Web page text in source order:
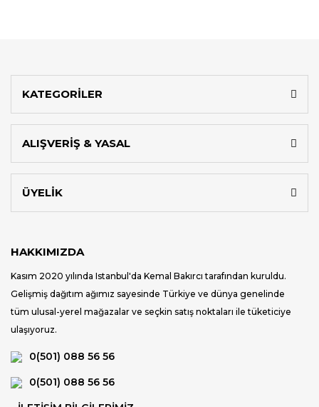
KATEGORİLER
ALIŞVERİŞ & YASAL
ÜYELİK
HAKKIMIZDA
Kasım 2020 yılında Istanbul'da Kemal Bakırcı tarafından kuruldu.
Gelişmiş dağıtım ağımız sayesinde Türkiye ve dünya genelinde
tüm ulusal-yerel mağazalar ve seçkin satış noktaları ile tüketiciye
ulaşıyoruz.
0(501) 088 56 56
0(501) 088 56 56